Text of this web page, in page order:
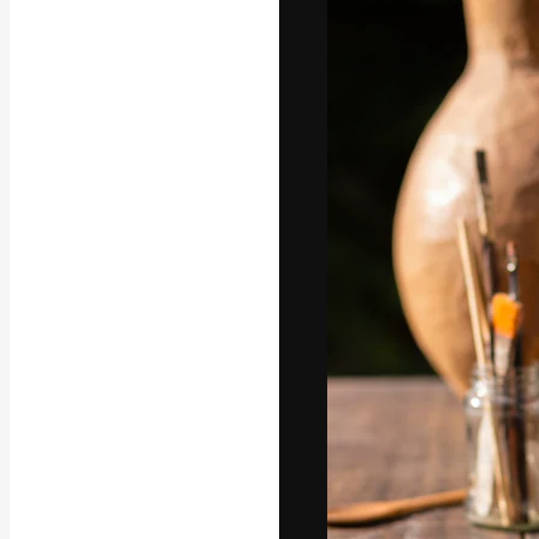
La
migliori lavori.
creativi,
Italiano
Copyright ©